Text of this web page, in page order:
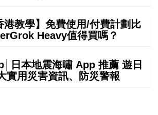
港教學】免費使用/付費計劃比
Heavy值得買嗎？
日本地震海嘯 App 推薦 遊日
實用災害資訊、防災警報